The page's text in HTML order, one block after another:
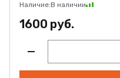
Наличие:В наличии
1600 руб.